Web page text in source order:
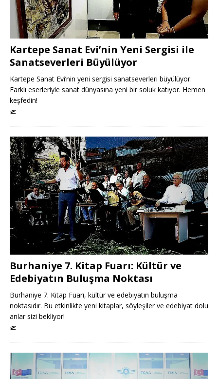
Kartepe Sanat Evi’nin Yeni Sergisi ile
Sanatseverleri Büyülüyor
Kartepe Sanat Evi’nin yeni sergisi sanatseverleri büyülüyor.
Farklı eserleriyle sanat dünyasına yeni bir soluk katıyor. Hemen
keşfedin!
🛫
Burhaniye 7. Kitap Fuarı: Kültür ve
Edebiyatın Buluşma Noktası
Burhaniye 7. Kitap Fuarı, kültür ve edebiyatın buluşma
noktasıdır. Bu etkinlikte yeni kitaplar, söyleşiler ve edebiyat dolu
anlar sizi bekliyor!
🛫